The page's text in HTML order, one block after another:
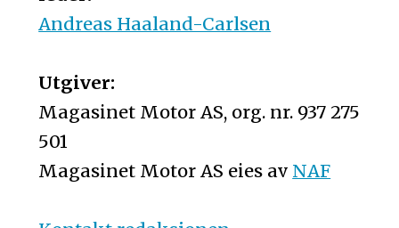
Andreas Haaland-Carlsen
Utgiver:
Magasinet Motor AS, org. nr. 937 275
501
Magasinet Motor AS eies av NAF